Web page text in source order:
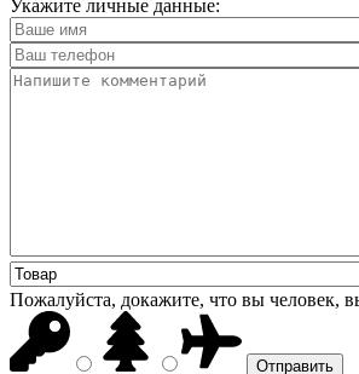
Укажите личные данные:
Пожалуйста, докажите, что вы человек,